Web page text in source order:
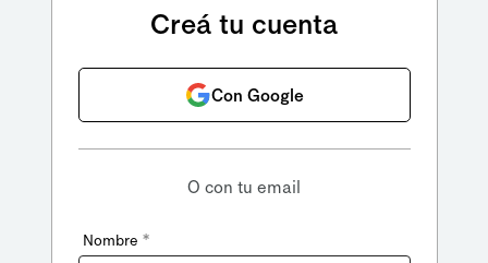
Creá tu cuenta
Con Google
O con tu email
Nombre *